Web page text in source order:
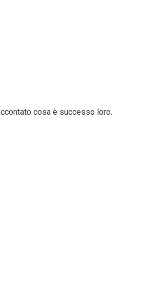
cosa è successo loro.